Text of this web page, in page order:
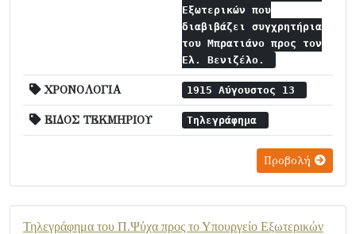
Εξωτερικών που
διαβιβάζει συγχρητήρια
του Μπρατιάνο προς τον
Ελ. Βενιζέλο.
ΧΡΟΝΟΛΟΓΙΑ 1915 Αύγουστος 13
ΕΙΔΟΣ ΤΕΚΜΗΡΙΟΥ Τηλεγράφημα
Προβολή
Τηλεγράφημα του Π.Ψύχα προς το Υπουργείο Εξωτερικών